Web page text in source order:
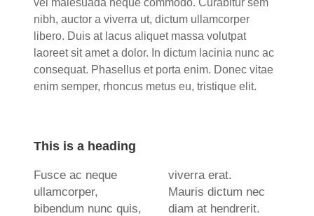
nibh, auctor a viverra ut, dictum ullamcorper
libero. Duis at lacus aliquet massa volutpat
laoreet sit amet a dolor. In dictum lacinia nunc ac
consequat. Phasellus et porta enim. Donec vitae
enim semper, rhoncus metus eu, tristique elit.
This is a heading
Fusce ac neque
ullamcorper,
bibendum nunc quis,
viverra erat.
Mauris dictum nec
diam at hendrerit.